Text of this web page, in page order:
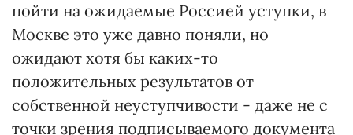
пойти на ожидаемые Россией уступки, в
Москве это уже давно поняли, но
ожидают хотя бы каких-то
положительных результатов от
собственной неуступчивости - даже не с
точки зрения подписываемого документа